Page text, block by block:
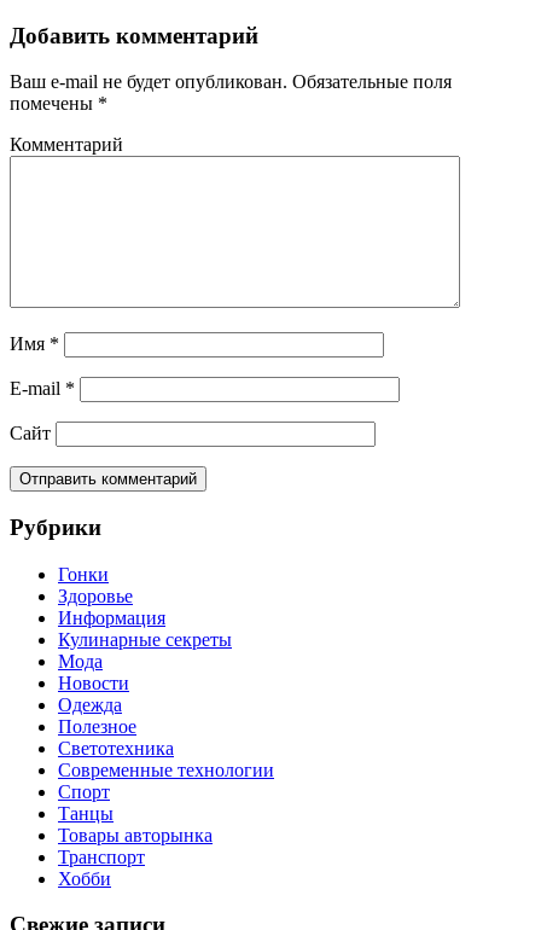
Добавить комментарий
Ваш e-mail не будет опубликован. Обязательные поля
помечены *
Комментарий
Имя *
E-mail *
Сайт
Рубрики
Гонки
Здоровье
Информация
Кулинарные секреты
Мода
Новости
Одежда
Полезное
Светотехника
Современные технологии
Спорт
Танцы
Товары авторынка
Транспорт
Хобби